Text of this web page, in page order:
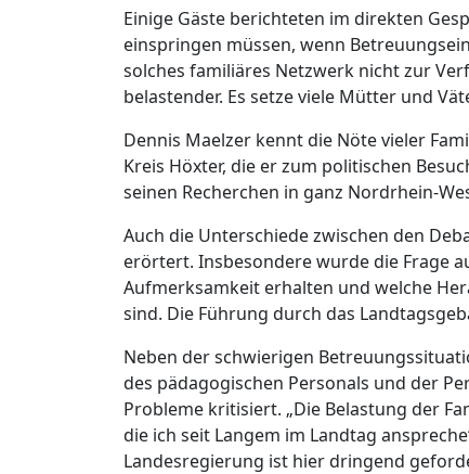
Einige Gäste berichteten im direkten
einspringen müssen, wenn
solches familiäres Netzwerk nicht zur
belastender. Es setze viele Mütter und
Dennis Maelzer kennt die Nöte vieler
Kreis Höxter, die er zum politischen
seinen Recherchen in ganz Nordrhein-
Auch die Unterschiede zwischen den
erörtert. Insbesondere wurde die Frage
Aufmerksamkeit erhalten und welche
sind. Die Führung durch das
Neben der schwierigen
des pädagogischen Personals und der
Probleme kritisiert. „Die Belastung der
die ich seit Langem im Landtag
Landesregierung ist hier dringend